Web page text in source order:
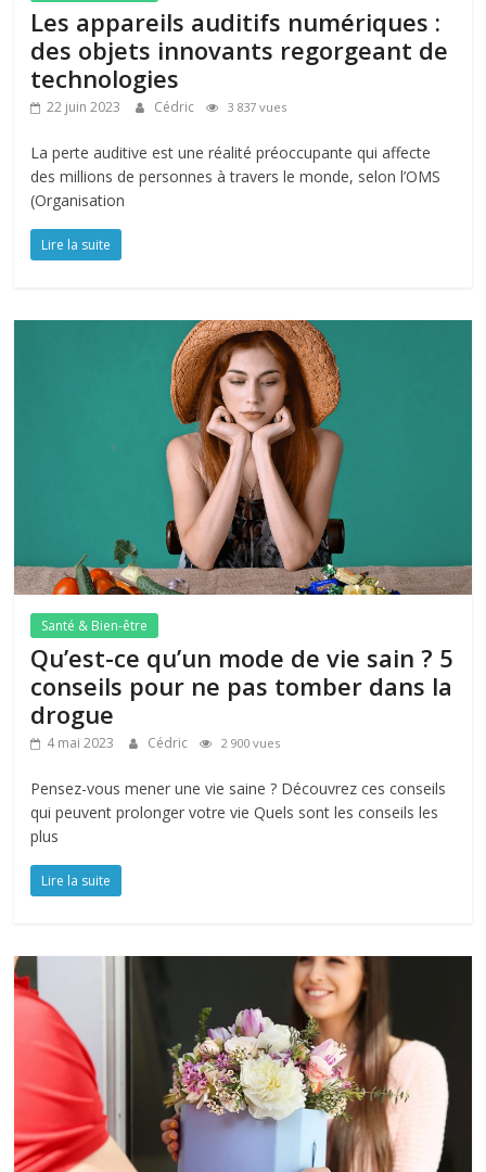
Les appareils auditifs numériques :
des objets innovants regorgeant de
technologies
22 juin 2023 Cédric 3 837 vues
La perte auditive est une réalité préoccupante qui affecte
des millions de personnes à travers le monde, selon l’OMS
(Organisation
Lire la suite
Santé & Bien-être
Qu’est-ce qu’un mode de vie sain ? 5
conseils pour ne pas tomber dans la
drogue
4 mai 2023 Cédric 2 900 vues
Pensez-vous mener une vie saine ? Découvrez ces conseils
qui peuvent prolonger votre vie Quels sont les conseils les
plus
Lire la suite